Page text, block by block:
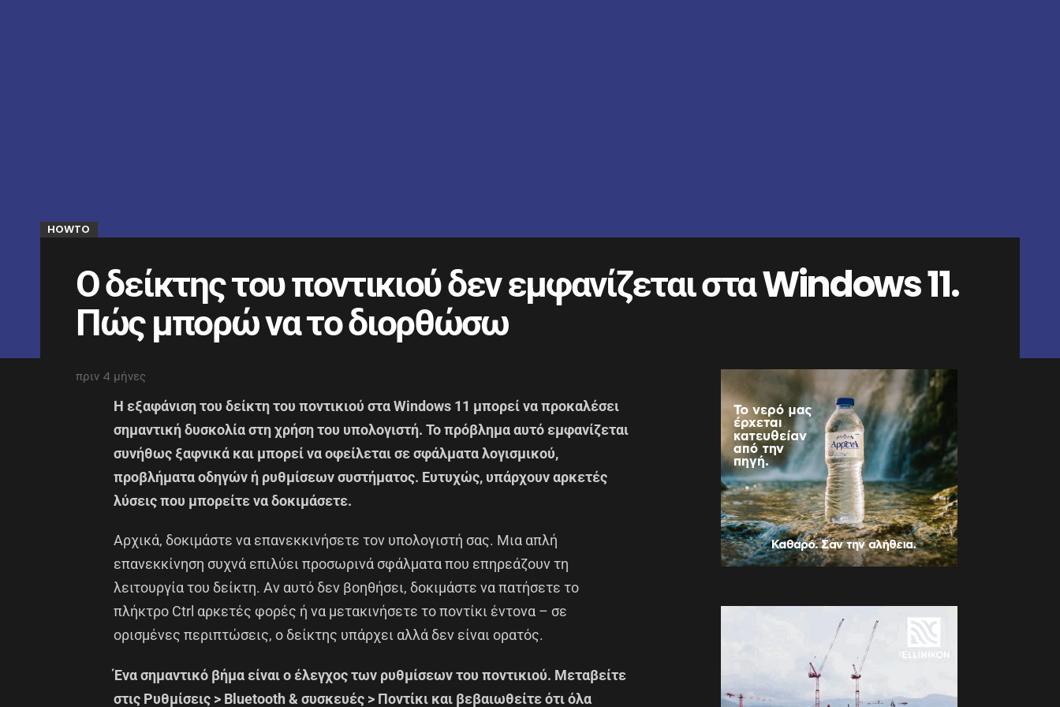
HOWTO
Ο δείκτης του ποντικιού δεν εμφανίζεται στα Windows 11.
Πώς μπορώ να το διορθώσω
πριν 4 μήνες
Η εξαφάνιση του δείκτη του ποντικιού στα Windows 11 μπορεί να προκαλέσει
σημαντική δυσκολία στη χρήση του υπολογιστή. Το πρόβλημα αυτό εμφανίζεται
συνήθως ξαφνικά και μπορεί να οφείλεται σε σφάλματα λογισμικού,
προβλήματα οδηγών ή ρυθμίσεων συστήματος. Ευτυχώς, υπάρχουν αρκετές
λύσεις που μπορείτε να δοκιμάσετε.
Αρχικά, δοκιμάστε να επανεκκινήσετε τον υπολογιστή σας. Μια απλή
επανεκκίνηση συχνά επιλύει προσωρινά σφάλματα που επηρεάζουν τη
λειτουργία του δείκτη. Αν αυτό δεν βοηθήσει, δοκιμάστε να πατήσετε το
πλήκτρο Ctrl αρκετές φορές ή να μετακινήσετε το ποντίκι έντονα – σε
ορισμένες περιπτώσεις, ο δείκτης υπάρχει αλλά δεν είναι ορατός.
Ένα σημαντικό βήμα είναι ο έλεγχος των ρυθμίσεων του ποντικιού. Μεταβείτε
στις Ρυθμίσεις > Bluetooth & συσκευές > Ποντίκι και βεβαιωθείτε ότι όλα